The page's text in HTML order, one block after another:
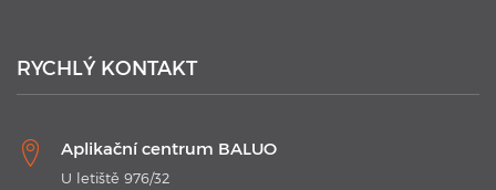
RYCHLÝ KONTAKT
Aplikační centrum BALUO
U letiště 976/32